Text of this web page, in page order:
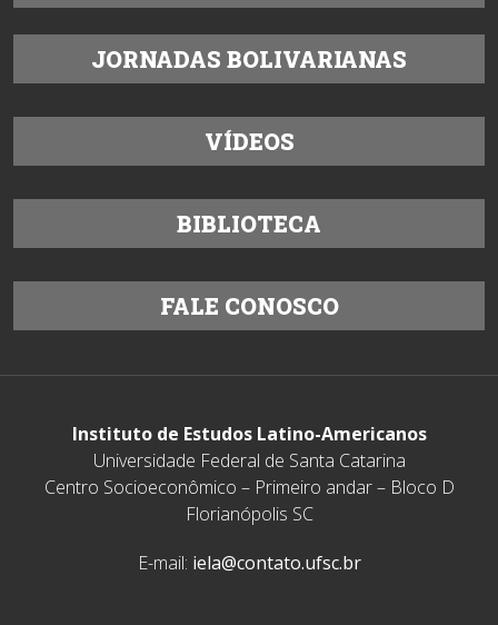
JORNADAS BOLIVARIANAS
VÍDEOS
BIBLIOTECA
FALE CONOSCO
Instituto de Estudos Latino-Americanos
Universidade Federal de Santa Catarina
Centro Socioeconômico – Primeiro andar – Bloco D
Florianópolis SC
E-mail: iela@contato.ufsc.br